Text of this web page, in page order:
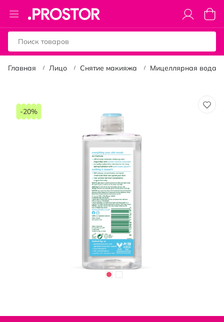
Toggle
Nav
Моя
Главная Лицо Снятие макияжа Мицеллярная вода
перейти
-20%